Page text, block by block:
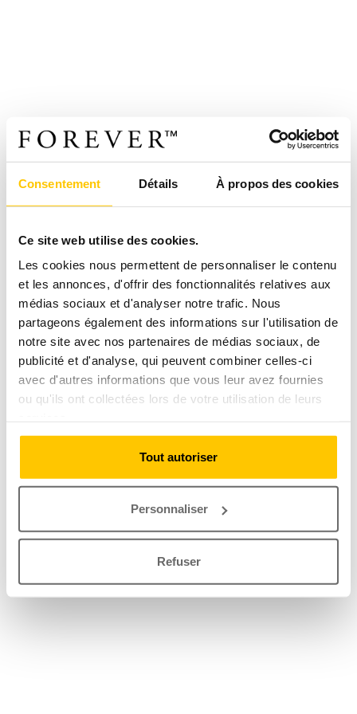
Consentement Détails À propos des cookies
Ce site web utilise des cookies.
Les cookies nous permettent de personnaliser le contenu
et les annonces, d'offrir des fonctionnalités relatives aux
médias sociaux et d'analyser notre trafic. Nous
partageons également des informations sur l'utilisation de
notre site avec nos partenaires de médias sociaux, de
publicité et d'analyse, qui peuvent combiner celles-ci
avec d'autres informations que vous leur avez fournies
ou qu'ils ont collectées lors de votre utilisation de leurs
Tout autoriser
Personnaliser
Refuser